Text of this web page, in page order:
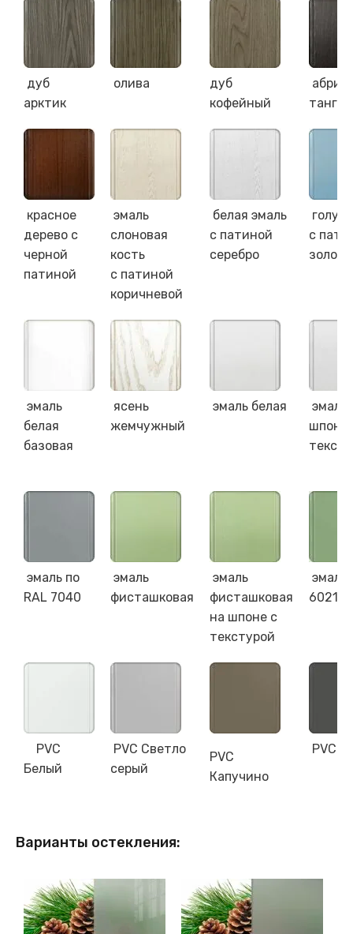
дуб
арктик
олива
дуб
кофейный
красное
дерево с
черной
патиной
эмаль
слоновая
кость
с патиной
коричневой
белая эмаль
с патиной
серебро
с
золото
эмаль
белая
базовая
ясень
жемчужный
эмаль белая
эмаль
шпоне
эмаль по
RAL 7040
эмаль
фисташковая
эмаль
фисташковая
на шпоне с
текстурой
эмаль
6021
PVC
Белый
PVC Светло
серый
PVC
Капучино
PVC
Варианты остекления: